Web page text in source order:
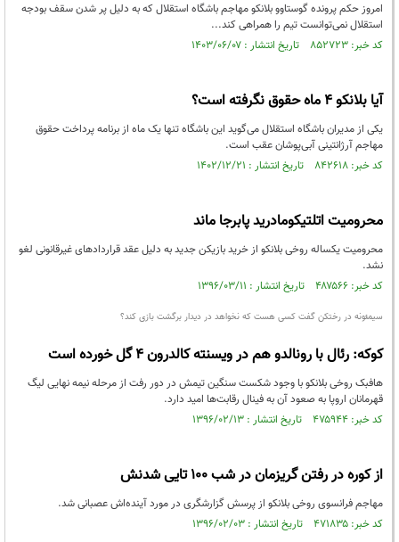
امروز حکم پرونده گوستاوو بلانکو مهاجم باشگاه استقلال که به دلیل پر شدن سقف بودجه
استقلال نمی‌توانست تیم را همراهی کند...
کد خبر: ۸۵۲۷۲۳ تاریخ انتشار : ۱۴۰۳/۰۶/۰۷
آیا بلانکو ۴ ماه حقوق نگرفته است؟
یکی از مدیران باشگاه استقلال می‌گوید این باشگاه تنها یک ماه از برنامه پرداخت حقوق
مهاجم آرژانتینی آبی‌پوشان عقب است.
کد خبر: ۸۴۲۶۱۸ تاریخ انتشار : ۱۴۰۲/۱۲/۲۱
محرومیت اتلتیکومادرید پابرجا ماند
محرومیت یکساله روخی بلانکو از خرید بازیکن جدید به دلیل عقد قراردادهای غیرقانونی لغو
نشد.
کد خبر: ۴۸۷۵۶۶ تاریخ انتشار : ۱۳۹۶/۰۳/۱۱
سیمئونه در رختکن گفت کسی هست که نخواهد در دیدار برگشت بازی کند؟
کوکه: رئال با رونالدو هم در ویسنته کالدرون ۴ گل خورده است
هافبک روخی بلانکو با وجود شکست سنگین تیمش در دور رفت از مرحله نیمه نهایی لیگ
قهرمانان اروپا به صعود آن به فینال رقابت‌ها امید دارد.
کد خبر: ۴۷۵۹۴۴ تاریخ انتشار : ۱۳۹۶/۰۲/۱۳
از کوره در رفتن گریزمان در شب ۱۰۰ تایی شدنش
مهاجم فرانسوی روخی بلانکو از پرسش گزارشگری در مورد آینده‌اش عصبانی شد.
کد خبر: ۴۷۱۸۳۵ تاریخ انتشار : ۱۳۹۶/۰۲/۰۳